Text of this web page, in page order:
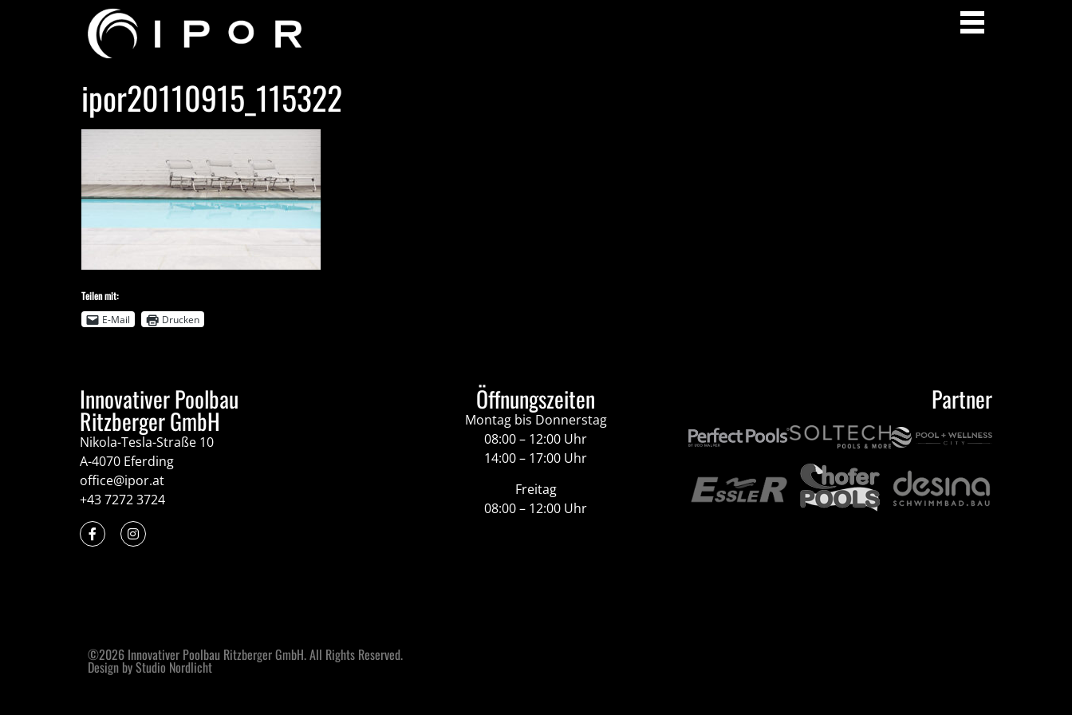
ipor20110915_115322
Teilen mit:
E-Mail
Drucken
Innovativer Poolbau
Ritzberger GmbH
Nikola-Tesla-Straße 10
A-4070 Eferding
office@ipor.at
+43 7272 3724
Öffnungszeiten
Montag bis Donnerstag
08:00 – 12:00 Uhr
14:00 – 17:00 Uhr
Freitag
08:00 – 12:00 Uhr
Partner
©2026 Innovativer Poolbau Ritzberger GmbH. All Rights Reserved.
Design by Studio Nordlicht